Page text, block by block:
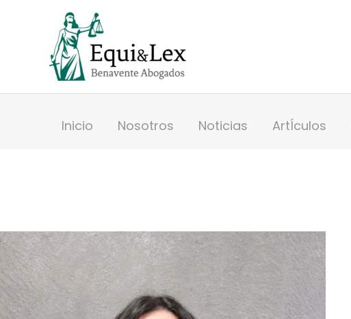
contenido
Inicio Nosotros Noticias ArtÍculos